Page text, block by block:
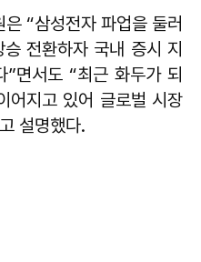
“삼성전자 파업을 둘러
전환하자 국내 증시 지
면서도 “최근 화두가 되
어지고 있어 글로벌 시장
설명했다.